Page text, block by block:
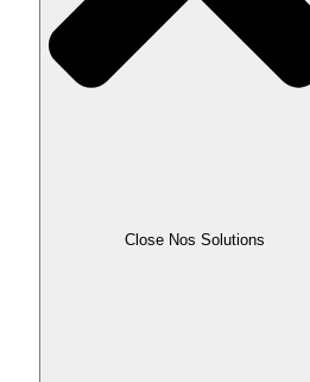
Close Nos Solutions